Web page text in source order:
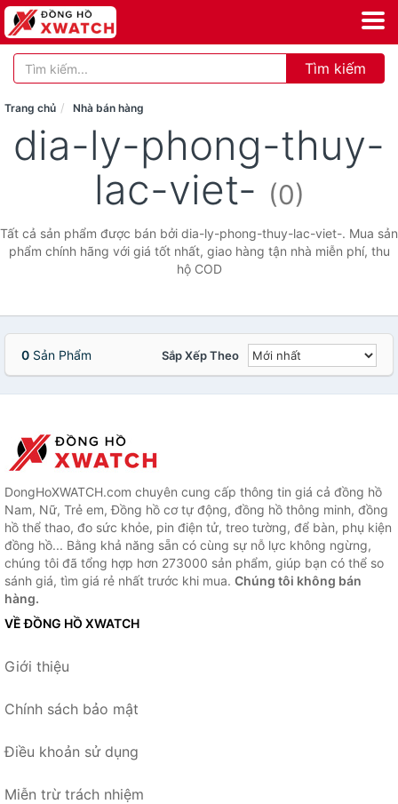
Tìm kiếm
Trang chủ Nhà bán hàng
dia-ly-phong-thuy-
lac-viet- (0)
Tất cả sản phẩm được bán bởi dia-ly-phong-thuy-lac-viet-. Mua sản
phẩm chính hãng với giá tốt nhất, giao hàng tận nhà miễn phí, thu
hộ COD
0 Sản Phẩm Sắp Xếp Theo
DongHoXWATCH.com chuyên cung cấp thông tin giá cả đồng hồ
Nam, Nữ, Trẻ em, Đồng hồ cơ tự động, đồng hồ thông minh, đồng
hồ thể thao, đo sức khỏe, pin điện tử, treo tường, để bàn, phụ kiện
đồng hồ... Bằng khả năng sẵn có cùng sự nỗ lực không ngừng,
chúng tôi đã tổng hợp hơn 273000 sản phẩm, giúp bạn có thể so
sánh giá, tìm giá rẻ nhất trước khi mua. Chúng tôi không bán
hàng.
VỀ ĐỒNG HỒ XWATCH
Giới thiệu
Chính sách bảo mật
Điều khoản sử dụng
Miễn trừ trách nhiệm